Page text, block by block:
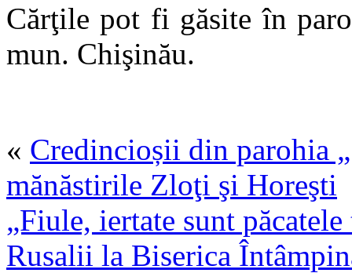
Cărţile pot fi găsite în
mun. Chişinău.
« Credincioșii din parohia
mănăstirile Zloţi şi Horeşti
„Fiule, iertate sunt
Rusalii la Biserica